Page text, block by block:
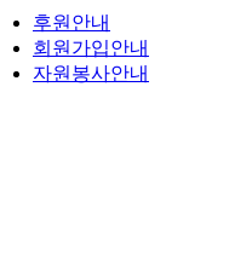
후원안내
회원가입안내
자원봉사안내